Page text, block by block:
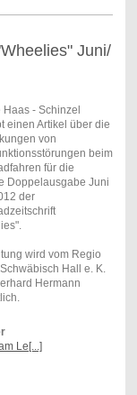
Juni/
Haas - Schinzel
einen Artikel über die
von
beim
für die
Doppelausgabe Juni
der
wird vom Regio
Hall e. K.
Hermann
Le[...]